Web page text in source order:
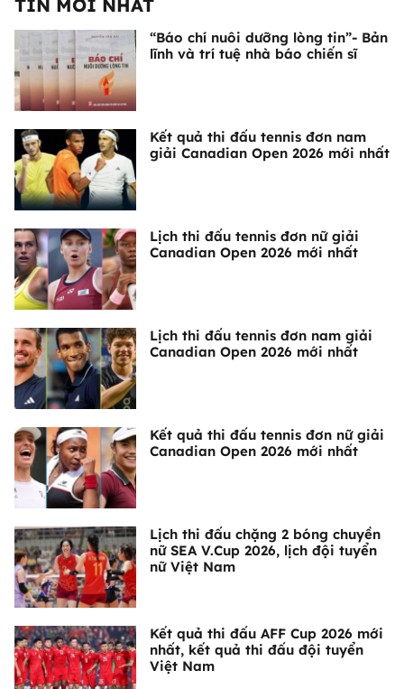
TIN MỚI NHẤT
“Báo chí nuôi dưỡng lòng tin”- Bản
lĩnh và trí tuệ nhà báo chiến sĩ
Kết quả thi đấu tennis đơn nam
giải Canadian Open 2026 mới nhất
Lịch thi đấu tennis đơn nữ giải
Canadian Open 2026 mới nhất
Lịch thi đấu tennis đơn nam giải
Canadian Open 2026 mới nhất
Kết quả thi đấu tennis đơn nữ giải
Canadian Open 2026 mới nhất
Lịch thi đấu chặng 2 bóng chuyền
nữ SEA V.Cup 2026, lịch đội tuyển
nữ Việt Nam
Kết quả thi đấu AFF Cup 2026 mới
nhất, kết quả thi đấu đội tuyển
Việt Nam